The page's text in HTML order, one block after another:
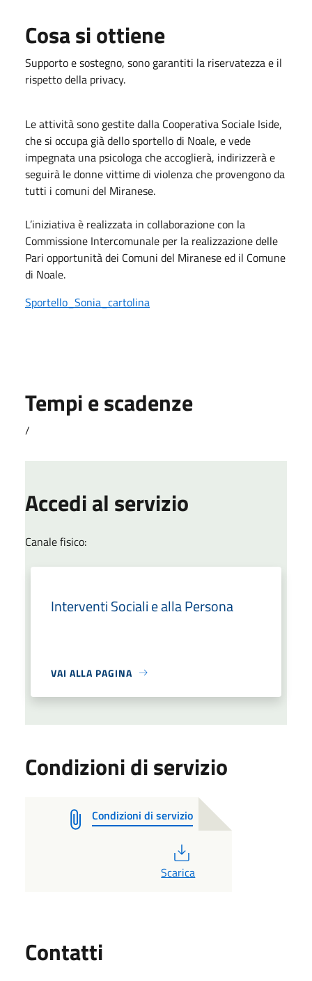
Cosa si ottiene
Supporto e sostegno, sono garantiti la riservatezza e il
rispetto della privacy.
Le attività sono gestite dalla Cooperativa Sociale Iside,
che si occupa già dello sportello di Noale, e vede
impegnata una psicologa che accoglierà, indirizzerà e
seguirà le donne vittime di violenza che provengono da
tutti i comuni del Miranese.
L’iniziativa è realizzata in collaborazione con la
Commissione Intercomunale per la realizzazione delle
Pari opportunità dei Comuni del Miranese ed il Comune
di Noale.
Sportello_Sonia_cartolina
Tempi e scadenze
/
Accedi al servizio
Canale fisico:
Interventi Sociali e alla Persona
VAI ALLA PAGINA
Condizioni di servizio
Condizioni di servizio
Scarica
Contatti